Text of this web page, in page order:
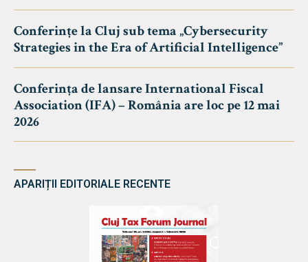
Conferințe la Cluj sub tema „Cybersecurity
Strategies in the Era of Artificial Intelligence”
Conferința de lansare International Fiscal
Association (IFA) – România are loc pe 12 mai
2026
APARIȚII EDITORIALE RECENTE